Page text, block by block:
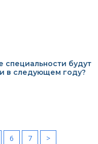
специальности будут
в следующем году?
6 7 >